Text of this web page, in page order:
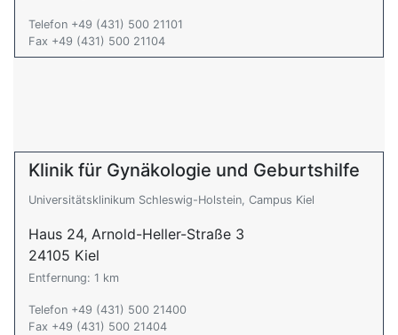
Telefon +49 (431) 500 21101
Fax +49 (431) 500 21104
Klinik für Gynäkologie und Geburtshilfe
Universitätsklinikum Schleswig-Holstein, Campus Kiel
Haus 24, Arnold-Heller-Straße 3
24105 Kiel
Entfernung: 1 km
Telefon +49 (431) 500 21400
Fax +49 (431) 500 21404